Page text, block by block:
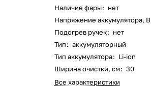
Наличие фары: нет
Напряжение аккумулятора, В
Подогрев ручек: нет
Тип: аккумуляторный
Тип аккумулятора: Li-ion
Ширина очистки, см: 30
Все характеристики
об оплате Плайтом